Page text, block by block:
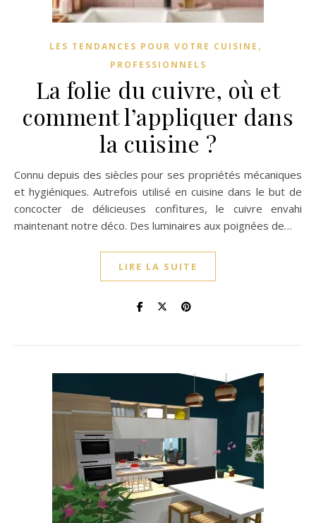
LES TENDANCES POUR VOTRE CUISINE ,
PROFESSIONNELS
La folie du cuivre, où et
comment l’appliquer dans
la cuisine ?
Connu depuis des siècles pour ses propriétés mécaniques
et hygiéniques. Autrefois utilisé en cuisine dans le but de
concocter de délicieuses confitures, le cuivre envahi
maintenant notre déco. Des luminaires aux poignées de…
LIRE LA SUITE